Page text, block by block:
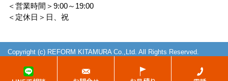
＜営業時間＞9:00～19:00
＜定休日＞日、祝
Copyright (c) REFORM KITAMURA Co.,Ltd. All Rights Reserved.